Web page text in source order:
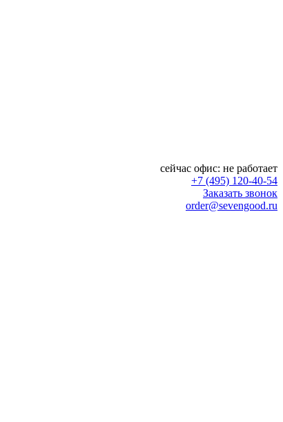
сейчас офис: не работает
+7 (495) 120-40-54
Заказать звонок
order@sevengood.ru